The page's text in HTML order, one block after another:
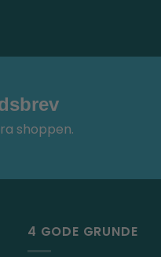
shoppen.
4 GODE GRUNDE